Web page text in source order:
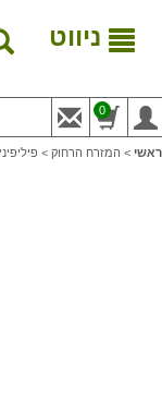
ניווט
0
ראשי > המזרח הרחוק >